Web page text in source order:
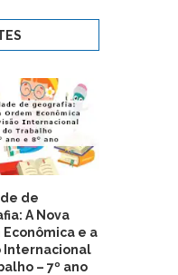
de
A Nova
Econômica e a
Internacional
– 7º ano